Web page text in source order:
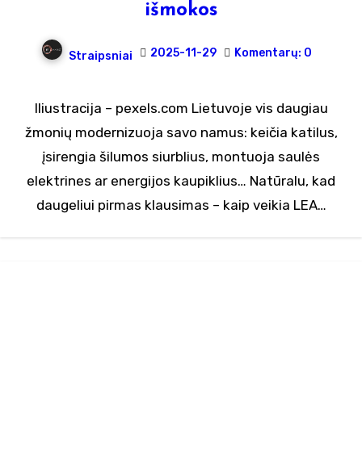
išmokos
Straipsniai 2025-11-29 Komentarų: 0
Iliustracija – pexels.com Lietuvoje vis daugiau
žmonių modernizuoja savo namus: keičia katilus,
įsirengia šilumos siurblius, montuoja saulės
elektrines ar energijos kaupiklius… Natūralu, kad
daugeliui pirmas klausimas – kaip veikia LEA…